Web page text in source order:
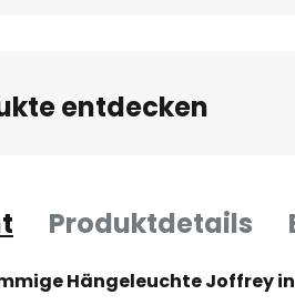
entdecken
Produktdetails
Hängeleuchte Joffrey